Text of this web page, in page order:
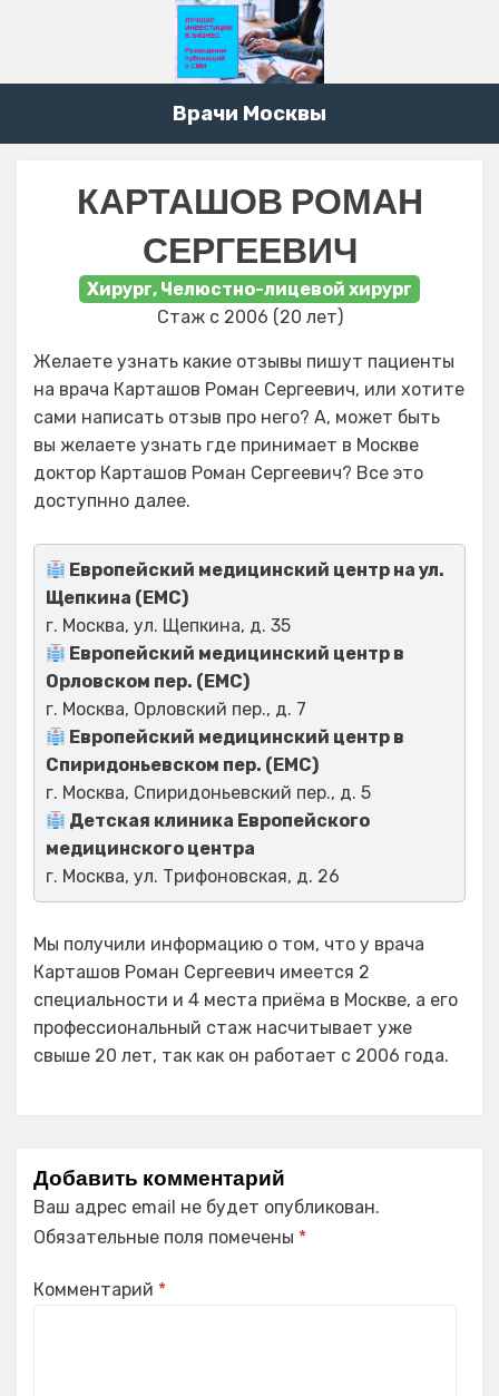
Врачи Москвы
КАРТАШОВ РОМАН
СЕРГЕЕВИЧ
Хирург, Челюстно-лицевой хирург
Стаж с 2006 (20 лет)
Желаете узнать какие отзывы пишут пациенты
на врача Карташов Роман Сергеевич, или хотите
сами написать отзыв про него? А, может быть
вы желаете узнать где принимает в Москве
доктор Карташов Роман Сергеевич? Все это
доступнно далее.
Европейский медицинский центр на ул.
Щепкина (ЕМС)
г. Москва, ул. Щепкина, д. 35
Европейский медицинский центр в
Орловском пер. (ЕМС)
г. Москва, Орловский пер., д. 7
Европейский медицинский центр в
Спиридоньевском пер. (ЕМС)
г. Москва, Спиридоньевский пер., д. 5
Детская клиника Европейского
медицинского центра
г. Москва, ул. Трифоновская, д. 26
Мы получили информацию о том, что у врача
Карташов Роман Сергеевич имеется 2
специальности и 4 места приёма в Москве, а его
профессиональный стаж насчитывает уже
свыше 20 лет, так как он работает с 2006 года.
Добавить комментарий
Ваш адрес email не будет опубликован.
Обязательные поля помечены *
Комментарий *